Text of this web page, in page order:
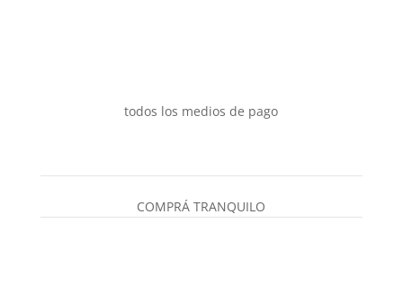
todos los medios de pago
COMPRÁ TRANQUILO